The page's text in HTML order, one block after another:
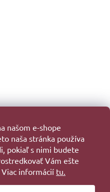
našom e-shope
naša stránka používa
pokiaľ s nimi budete
Vám ešte
informácií tu.